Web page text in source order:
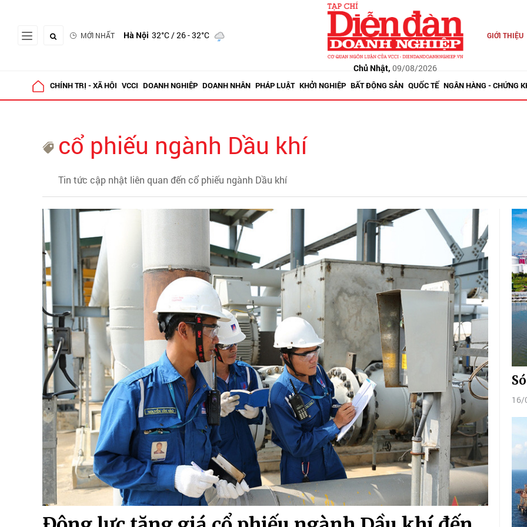
MỚI NHẤT Hà Nội 32°C/ 26 - 32°C
Chủ Nhật, 09/08/2026
GIỚI THIỆU
CHÍNH TRỊ - XÃ HỘI VCCI DOANH NGHIỆP DOANH NHÂN PHÁP LUẬT KHỞI NGHIỆP BẤT ĐỘNG SẢN QUỐC TẾ NGÂN HÀNG - CHỨNG
cổ phiếu ngành Dầu khí
Tin tức cập nhật liên quan đến cổ phiếu ngành Dầu khí
16/